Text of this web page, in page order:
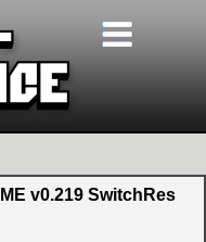
v0.219 SwitchRes